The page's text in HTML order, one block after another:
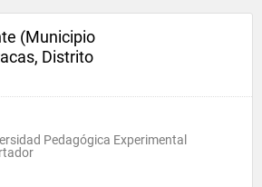
(Municipio
Distrito
Pedagógica Experimental